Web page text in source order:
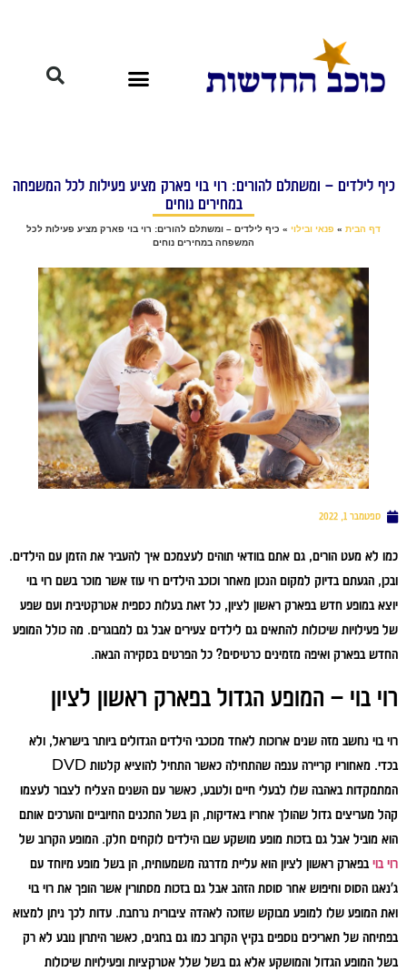
כיף לילדים – ומשתלם להורים: רוי בוי פארק מציע פעילות לכל המשפחה
במחירים נוחים
דף הבית » פנאי ובילוי » כיף לילדים – ומשתלם להורים: רוי בוי פארק מציע פעילות לכל
המשפחה במחירים נוחים
ספטמבר 1, 2022
כמו לא מעט הורים, גם אתם בוודאי תוהים לעצמכם איך להעביר את הזמן עם הילדים.
ובכן, הגעתם בדיוק למקום הנכון מאחר וכוכב הילדים רוי עוז אשר מוכר בשם רוי בוי
יוצא במופע חדש בפארק ראשון לציון, כל זאת בעלות כספית אטרקטיבית ועם שפע
של פעילויות שיכולות להתאים גם לילדים צעירים אבל גם למבוגרים. מה כולל המופע
החדש בפארק ואיפה מזמינים כרטיסים? כל הפרטים בסקירה הבאה.
רוי בוי – המופע הגדול בפארק ראשון לציון
רוי בוי נחשב מזה שנים ארוכות לאחד מכוכבי הילדים הגדולים ביותר בישראל, ולא
בכדי. מאחוריו קריירה ענפה שהתחילה כאשר התחיל להוציא קלטות DVD
המתמקדות באהבה שלו לבעלי חיים ולטבע, כאשר עם השנים הצליח לצבור לעצמו
קהל מעריצים גדול שהולך אחריו באדיקות, הן בשל התכנים החיוביים והערכים אותם
הוא מוביל אבל גם בזכות מופע מושקע שבו הילדים לוקחים חלק. המופע הקרוב של
רוי בוי בפארק ראשון לציון הוא עליית מדרגה משמעותית, הן בשל מופע מיוחד עם
ג'נאגו הסוס וחיפוש אחר סוסת הזהב אבל גם בזכות מסתורין אשר הופך את רוי בוי
ואת המופע שלו למופע מבוקש שזוכה לאהדה ציבורית נרחבת. עדות לכך ניתן למצוא
בפתיחה של תאריכים נוספים בקיץ הקרוב כמו גם בחגים, כאשר היתרון נובע לא רק
בשל המופע הגדול והמושקע אלא גם בשל שלל אטרקציות ופעילויות שיכולות